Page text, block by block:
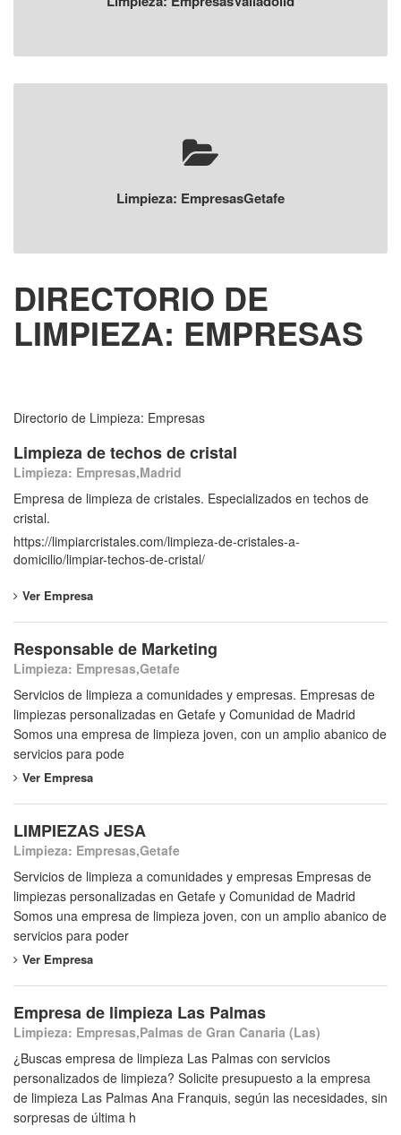
Limpieza: EmpresasGetafe
DIRECTORIO DE
LIMPIEZA: EMPRESAS
Directorio de Limpieza: Empresas
Limpieza de techos de cristal
Limpieza: Empresas,Madrid
Empresa de limpieza de cristales. Especializados en techos de
cristal.
https://limpiarcristales.com/limpieza-de-cristales-a-
domicilio/limpiar-techos-de-cristal/
Ver Empresa
Responsable de Marketing
Limpieza: Empresas,Getafe
Servicios de limpieza a comunidades y empresas. Empresas de
limpiezas personalizadas en Getafe y Comunidad de Madrid
Somos una empresa de limpieza joven, con un amplio abanico de
servicios para pode
Ver Empresa
LIMPIEZAS JESA
Limpieza: Empresas,Getafe
Servicios de limpieza a comunidades y empresas Empresas de
limpiezas personalizadas en Getafe y Comunidad de Madrid
Somos una empresa de limpieza joven, con un amplio abanico de
servicios para poder
Ver Empresa
Empresa de limpieza Las Palmas
Limpieza: Empresas,Palmas de Gran Canaria (Las)
¿Buscas empresa de limpieza Las Palmas con servicios
personalizados de limpieza? Solicite presupuesto a la empresa
de limpieza Las Palmas Ana Franquis, según las necesidades, sin
sorpresas de última h